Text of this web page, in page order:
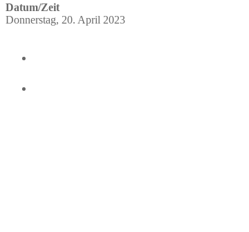
Datum/Zeit
Donnerstag, 20. April 2023